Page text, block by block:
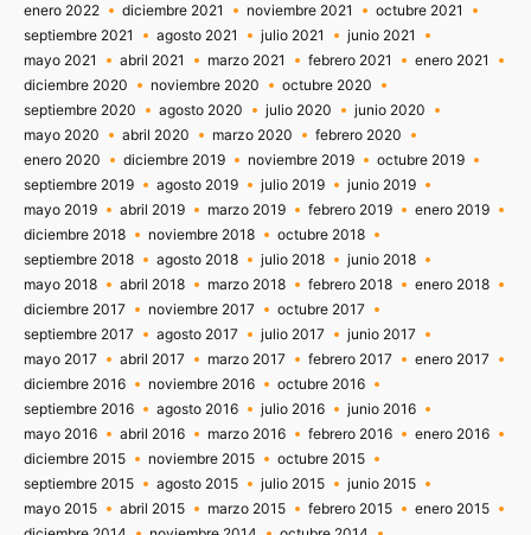
enero 2022
diciembre 2021 noviembre 2021
octubre 2021
septiembre 2021
agosto 2021 julio 2021
junio 2021
mayo 2021
abril 2021 marzo 2021 febrero 2021
enero 2021
diciembre 2020
noviembre 2020
octubre 2020
septiembre 2020
agosto 2020 julio 2020
junio 2020
mayo 2020
abril 2020 marzo 2020
febrero 2020
enero 2020
diciembre 2019 noviembre 2019
octubre 2019
septiembre 2019
agosto 2019 julio 2019
junio 2019
mayo 2019
abril 2019 marzo 2019 febrero 2019
enero 2019
diciembre 2018
noviembre 2018
octubre 2018
septiembre 2018
agosto 2018 julio 2018
junio 2018
mayo 2018
abril 2018 marzo 2018 febrero 2018
enero 2018
diciembre 2017
noviembre 2017
octubre 2017
septiembre 2017
agosto 2017 julio 2017
junio 2017
mayo 2017
abril 2017 marzo 2017 febrero 2017
enero 2017
diciembre 2016
noviembre 2016
octubre 2016
septiembre 2016
agosto 2016 julio 2016
junio 2016
mayo 2016
abril 2016 marzo 2016 febrero 2016
enero 2016
diciembre 2015
noviembre 2015
octubre 2015
septiembre 2015
agosto 2015 julio 2015
junio 2015
mayo 2015
abril 2015 marzo 2015 febrero 2015
enero 2015